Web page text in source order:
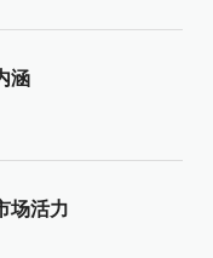
涵
场活力